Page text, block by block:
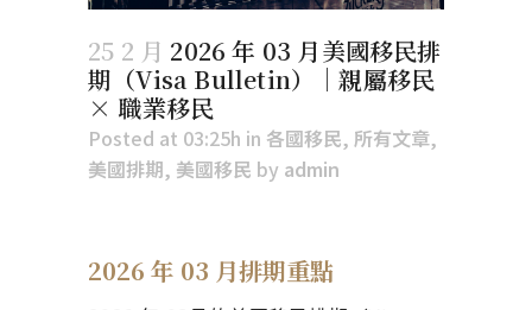
25 2 月 2026 年 03 月美國移民排
期（Visa Bulletin）｜親屬移民
× 職業移民
Posted at 03:25h in 各國移民, 所有文章,
美國排期, 美國移民 by admin
2026 年 03 月排期重點